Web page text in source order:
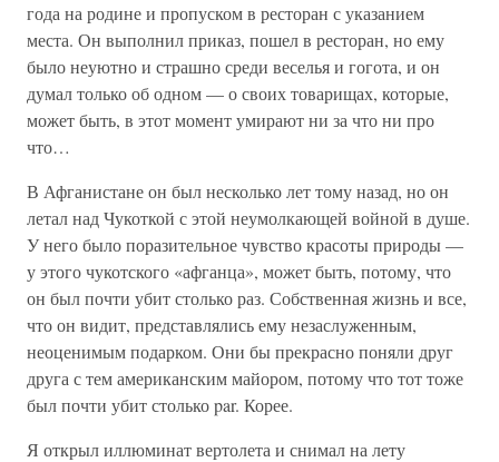
года на родине и пропуском в ресторан с указанием
места. Он выполнил приказ, пошел в ресторан, но ему
было неуютно и страшно среди веселья и гогота, и он
думал только об одном — о своих товарищах, которые,
может быть, в этот момент умирают ни за что ни про
что…
В Афганистане он был несколько лет тому назад, но он
летал над Чукоткой с этой неумолкающей войной в душе.
У него было поразительное чувство красоты природы —
у этого чукотского «афганца», может быть, потому, что
он был почти убит столько раз. Собственная жизнь и все,
что он видит, представлялись ему незаслуженным,
неоценимым подарком. Они бы прекрасно поняли друг
друга с тем американским майором, потому что тот тоже
был почти убит столько par. Корее.
Я открыл иллюминат вертолета и снимал на лету